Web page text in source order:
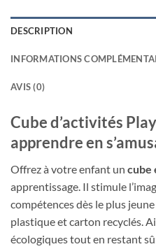
DESCRIPTION
INFORMATIONS
AVIS (0)
Cube d’activités
apprendre en
Offrez à votre enfant un cube
apprentissage. Il stimule
compétences dès le plus
plastique et carton recyclés.
écologiques tout en restant